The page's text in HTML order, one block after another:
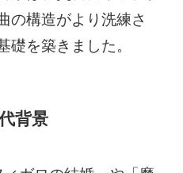
の構造がより洗練さ
礎を築きました。
背景